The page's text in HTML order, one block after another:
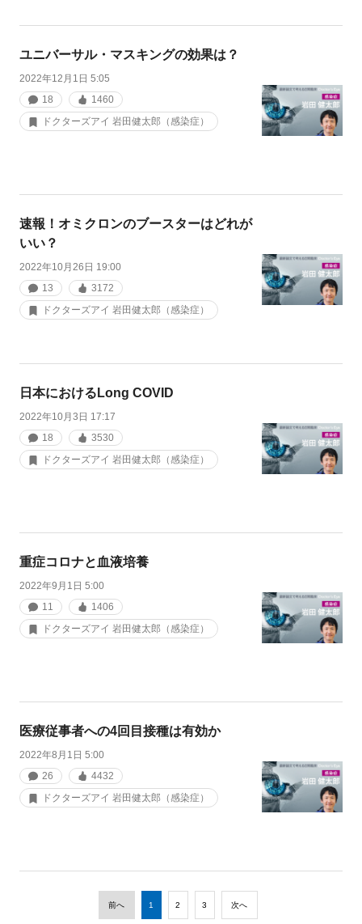
ユニバーサル・マスキングの効果は？
2022年12月1日 5:05
18
1460
ドクターズアイ 岩田健太郎（感染症）
速報！オミクロンのブースターはどれが
いい？
2022年10月26日 19:00
13
3172
ドクターズアイ 岩田健太郎（感染症）
日本におけるLong COVID
2022年10月3日 17:17
18
3530
ドクターズアイ 岩田健太郎（感染症）
重症コロナと血液培養
2022年9月1日 5:00
11
1406
ドクターズアイ 岩田健太郎（感染症）
医療従事者への4回目接種は有効か
2022年8月1日 5:00
26
4432
ドクターズアイ 岩田健太郎（感染症）
前へ 1 2 3 次へ